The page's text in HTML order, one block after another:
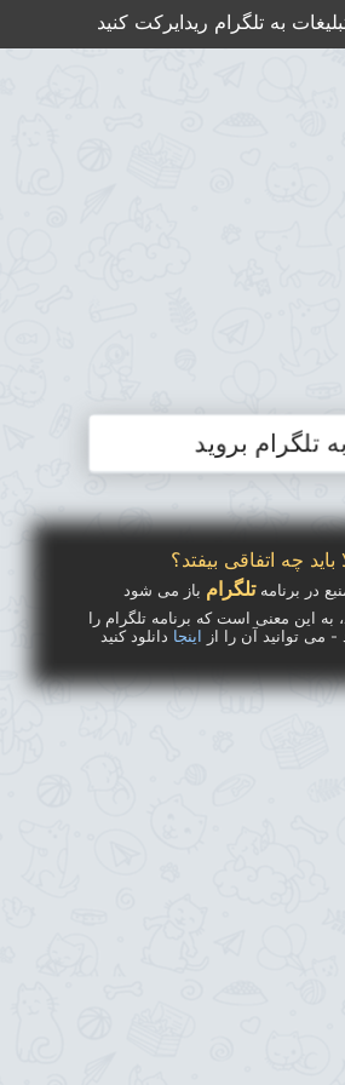
به تلگرام بروید
باید چه اتفاقی بیفتد؟
در برنامهتلگرام باز می شود
به این معنی است که برنامه تلگرام را
می توانید آن را از اینجا دانلود کنید